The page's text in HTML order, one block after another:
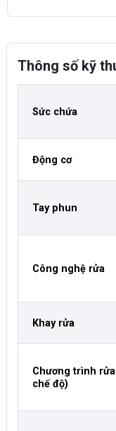
Thông số kỹ
Sức chứa
Động cơ
Tay phun
Công nghệ rửa
Khay rửa
Chương trình
chế độ)